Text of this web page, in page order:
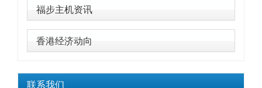
福步主机资讯
香港经济动向
联系我们